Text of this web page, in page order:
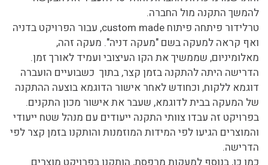
להמשך התקנה מול החברה.
טרלידור פיתחה פיתוח custom made, עבור הפרויקט בדניה
ואף קראה למעקה בשם "מעקה דניה". מעקה זהה,
מאלומיניום, שממשיך את הקו העיצובי ועמיד לאורך זמן.
הדרישה היתה להתקנה בזמן קצר, בתוך כשבועיים הועברה
דוגמא ללקוח, וכחודש לאחר אישור הדוגמא בוצעה ההתקנה
של המעקה בבית לדוגמא, שעבר את אישור מכון התקנים.
בפרויקט זה עבדו צוותי התקנה ייעודים עם מנהל שטח ייעודי
והמוצרים הגיעו לפי המידות המוזמנות והותקנו בזמן קצר לפי
הדרישה.